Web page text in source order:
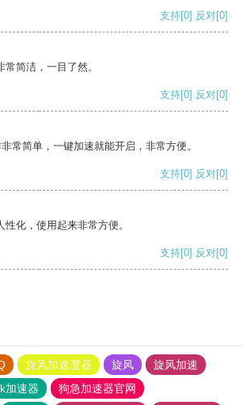
支持[0] 反对[0]
简洁，一目了然。
支持[0] 反对[0]
常简单，一键加速就能开启，非常方便。
支持[0] 反对[0]
化，使用起来非常方便。
支持[0] 反对[0]
旋风加速度器 旋风
旋风加速
加速器
狗急加速器官网